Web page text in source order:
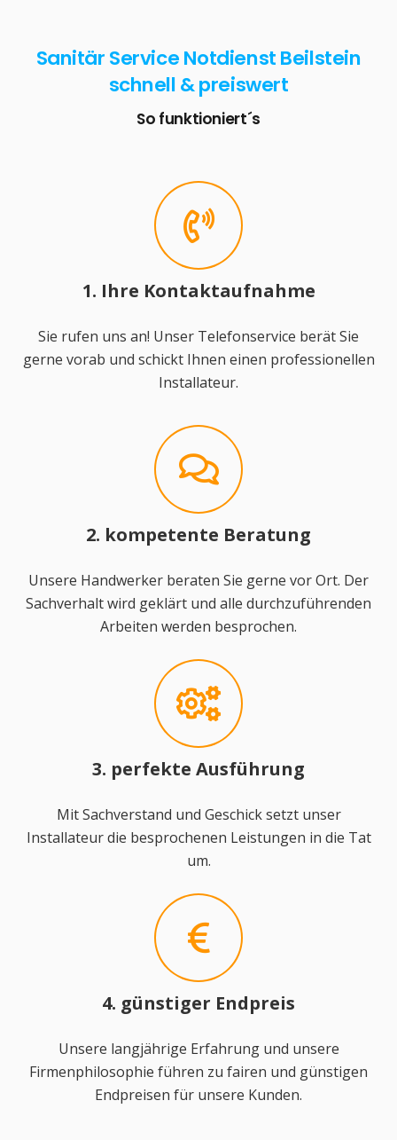
Sanitär Service Notdienst Beilstein
schnell & preiswert
So funktioniert´s
1. Ihre Kontaktaufnahme
Sie rufen uns an! Unser Telefonservice berät Sie
gerne vorab und schickt Ihnen einen professionellen
Installateur.
2. kompetente Beratung
Unsere Handwerker beraten Sie gerne vor Ort. Der
Sachverhalt wird geklärt und alle durchzuführenden
Arbeiten werden besprochen.
3. perfekte Ausführung
Mit Sachverstand und Geschick setzt unser
Installateur die besprochenen Leistungen in die Tat
um.
4. günstiger Endpreis
Unsere langjährige Erfahrung und unsere
Firmenphilosophie führen zu fairen und günstigen
Endpreisen für unsere Kunden.